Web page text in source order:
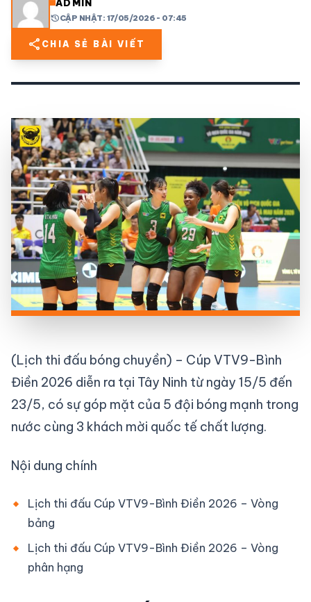
share mail
ADMIN
historyCẬP NHẬT: 17/05/2026 - 07:45
share CHIA SẺ BÀI VIẾT
(Lịch thi đấu bóng chuyền) – Cúp VTV9-Bình
Điền 2026 diễn ra tại Tây Ninh từ ngày 15/5 đến
23/5, có sự góp mặt của 5 đội bóng mạnh trong
nước cùng 3 khách mời quốc tế chất lượng.
Nội dung chính
Lịch thi đấu Cúp VTV9-Bình Điền 2026 – Vòng
bảng
Lịch thi đấu Cúp VTV9-Bình Điền 2026 – Vòng
phân hạng